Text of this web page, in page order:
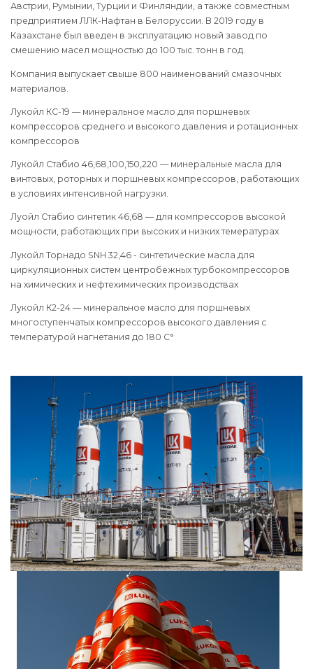
Австрии, Румынии, Турции и Финляндии, а также совместным
предприятием ЛЛК-Нафтан в Белоруссии. В 2019 году в
Казахстане был введен в эксплуатацию новый завод по
смешению масел мощностью до 100 тыс. тонн в год.
Компания выпускает свыше 800 наименований смазочных
материалов.
Лукойл КС-19 — минеральное масло для поршневых
компрессоров среднего и высокого давления и ротационных
компрессоров
Лукойл Стабио 46,68,100,150,220 — минеральные масла для
винтовых, роторных и поршневых компрессоров, работающих
в условиях интенсивной нагрузки.
Луойл Стабио синтетик 46,68 — для компрессоров высокой
мощности, работающих при высоких и низких темературах
Лукойл Торнадо SNH 32,46 - синтетические масла для
циркуляционных систем центробежных турбокомпрессоров
на химических и нефтехимических производствах
Лукойл К2-24 — минеральное масло для поршневых
многоступенчатых компрессоров высокого давления с
температурой нагнетания до 180 С°